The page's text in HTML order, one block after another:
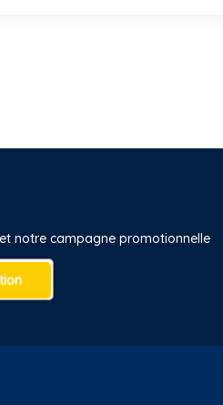
notre campagne promotionnelle